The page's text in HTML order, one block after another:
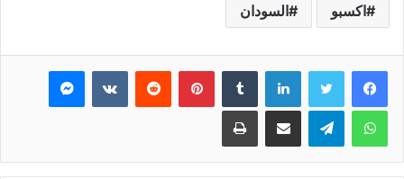
اكسبو السودان
فيسبوك تويتر لينكدإن بينتيريست ماسنجر
واتساب تيلقرام مشاركة عبر البريد طباعة